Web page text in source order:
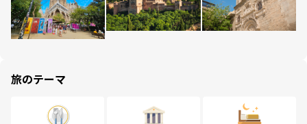
旅のテーマ